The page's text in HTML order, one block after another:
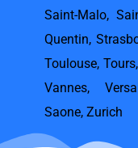
Saint-Malo,
Quentin,
Toulouse,Tours,
Vannes,
Saone, Zurich